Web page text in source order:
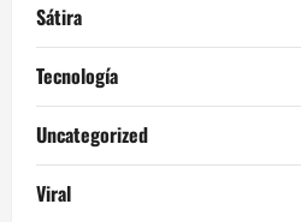
Sátira
Tecnología
Uncategorized
Viral